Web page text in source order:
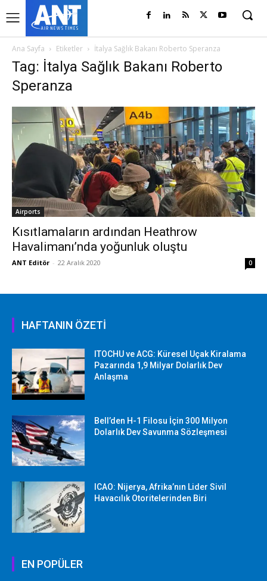
Ana Sayfa Etiketler İtalya Sağlık Bakanı Roberto Speranza
Tag: İtalya Sağlık Bakanı Roberto
Speranza
Airports
Kısıtlamaların ardından Heathrow
Havalimanı’nda yoğunluk oluştu
ANT Editör - 22 Aralık 2020 0
HAFTANIN ÖZETİ
ITOCHU ve ACG: Küresel Uçak Kiralama
Pazarında 1,9 Milyar Dolarlık Dev
Anlaşma
Bell’den H-1 Filosu İçin 300 Milyon
Dolarlık Dev Savunma Sözleşmesi
ICAO: Nijerya, Afrika’nın Lider Sivil
Havacılık Otoritelerinden Biri
EN POPÜLER